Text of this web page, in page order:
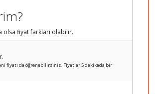
olsa fiyat farkları olabilir.
fiyatı da öğrenebilirsiniz. Fiyatlar 5 dakikada bir